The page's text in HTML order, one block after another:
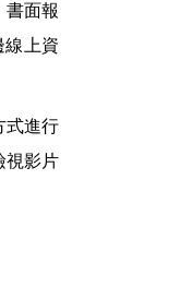
書面報
上資
式進行
視影片